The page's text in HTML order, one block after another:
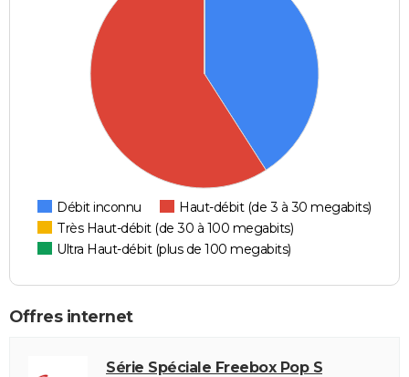
Débit inconnu
Haut-débit (de 3 à 30 megabits)
Très Haut-débit (de 30 à 100 megabits)
Ultra Haut-débit (plus de 100 megabits)
Offres internet
Série Spéciale Freebox Pop S